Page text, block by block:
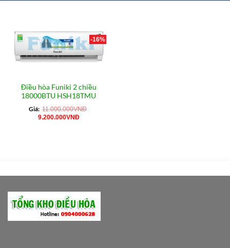
-16%
Điều hòa Funiki 2 chiều
18000BTU HSH18TMU
Giá: 11.000.000VNĐ
Giá
9.200.000VNĐGiá